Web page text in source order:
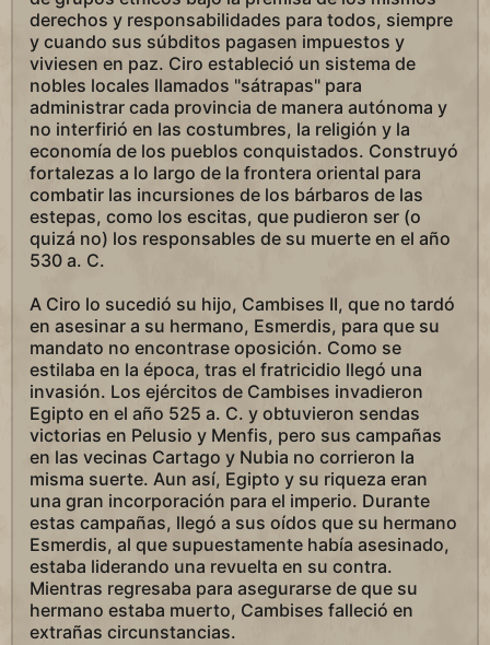
derechos y responsabilidades para todos, siempre
y cuando sus súbditos pagasen impuestos y
viviesen en paz. Ciro estableció un sistema de
nobles locales llamados "sátrapas" para
administrar cada provincia de manera autónoma y
no interfirió en las costumbres, la religión y la
economía de los pueblos conquistados. Construyó
fortalezas a lo largo de la frontera oriental para
combatir las incursiones de los bárbaros de las
estepas, como los escitas, que pudieron ser (o
quizá no) los responsables de su muerte en el año
530 a. C.
A Ciro lo sucedió su hijo, Cambises II, que no tardó
en asesinar a su hermano, Esmerdis, para que su
mandato no encontrase oposición. Como se
estilaba en la época, tras el fratricidio llegó una
invasión. Los ejércitos de Cambises invadieron
Egipto en el año 525 a. C. y obtuvieron sendas
victorias en Pelusio y Menfis, pero sus campañas
en las vecinas Cartago y Nubia no corrieron la
misma suerte. Aun así, Egipto y su riqueza eran
una gran incorporación para el imperio. Durante
estas campañas, llegó a sus oídos que su hermano
Esmerdis, al que supuestamente había asesinado,
estaba liderando una revuelta en su contra.
Mientras regresaba para asegurarse de que su
hermano estaba muerto, Cambises falleció en
extrañas circunstancias.